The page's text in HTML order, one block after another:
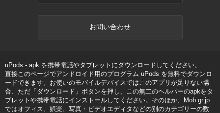
お問い合わせ
uPods - apk を携帯電話やタブレットにダウンロードしてください。
直接このページでアンドロイド用のプログラム uPods を無料でダウンロ
ードできます。お使いのモバイルデバイスではこのアプリが足りない場
合、ただ「ダウンロード」ボタンを押し、この無二のヘルパーのapkをタ
ブレットや携帯電話にインストールしてください。そのほか、Mob.gr.jp
ではオフィス、娯楽、写真・ビデオエディタなどの別のカテゴリーの数